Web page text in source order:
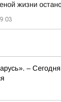
жизни
–